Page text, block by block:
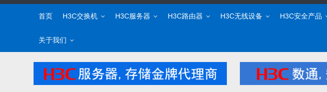
首页 H3C交换机 H3C服务器 H3C路由器 H3C无线设备 H3C安全产品
关于我们